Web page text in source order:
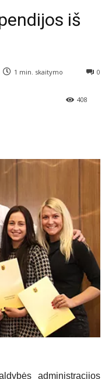
iš
1 min. skaitymo 0
408
administracijos